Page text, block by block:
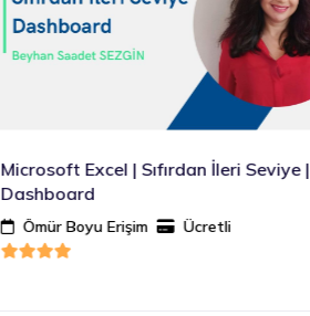
Microsoft Excel | Sıfırdan İleri Seviye |
Dashboard
Ömür Boyu Erişim Ücretli